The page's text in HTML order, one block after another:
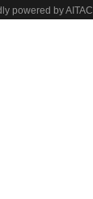
powered by